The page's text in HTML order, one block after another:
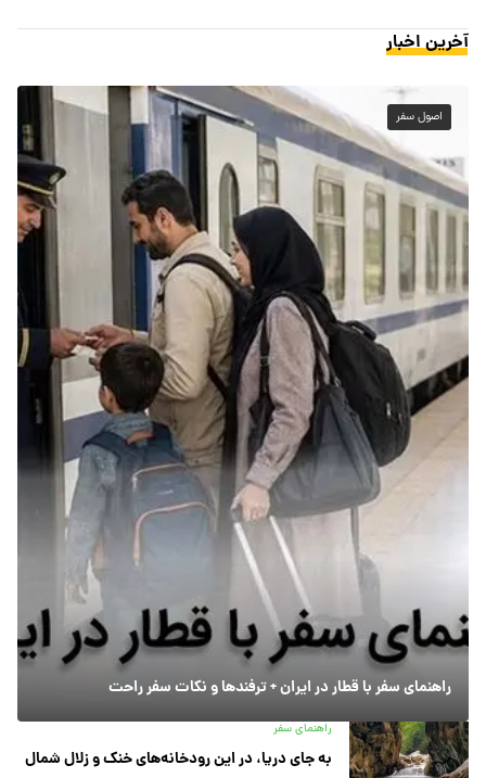
آخرین اخبار
اصول سفر
راهنمای سفر با قطار در ایران + ترفندها و نکات سفر راحت
راهنمای سفر
به جای دریا، در این رودخانه‌های خنک و زلال شمال